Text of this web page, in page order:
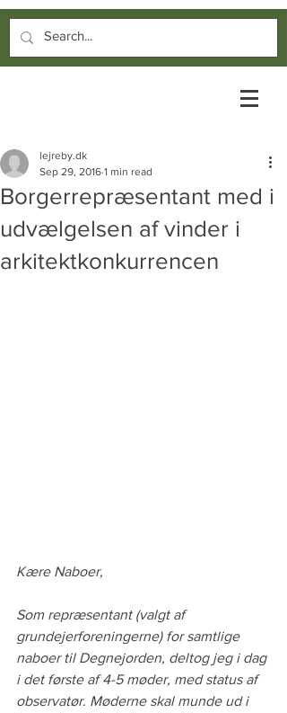
Borgerrepræsentant med i
udvælgelsen af vinder i
arkitektkonkurrencen
lejreby.dk
Sep 29, 2016 1 min read
Kære Naboer,
Som repræsentant (valgt af
grundejerforeningerne) for samtlige
naboer til Degnejorden, deltog jeg i dag
i det første af 4-5 møder, med status af
observatør. Møderne skal munde ud i